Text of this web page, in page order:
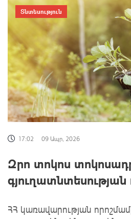
Տնտեսություն
17:02 09 Ապր, 2026
Զրո տոկոս
գյուղատնտեսության
ՀՀ կառավարության